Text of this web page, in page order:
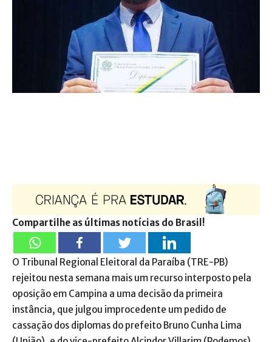
Compartilhe as últimas notícias do Brasil!
O Tribunal Regional Eleitoral da Paraíba (TRE-PB)
rejeitou nesta semana mais um recurso interposto pela
oposição em Campina a uma decisão da primeira
instância, que julgou improcedente um pedido de
cassação dos diplomas do prefeito Bruno Cunha Lima